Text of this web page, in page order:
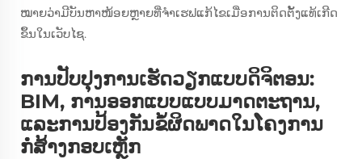
ໝາຍວ່າມີບັນຫາໜ້ອຍຫຼາຍທີ່ຈຳເຮຟແກ້ໄຂເມື່ອການຕິດຕັ້ງແທ້ເກີດ
ຂຶ້ນໃນເວັບໄຊ.
ການປັບປຸງການເຮັດວຽກແບບດິຈິຕອນ:
BIM, ການອອກແບບແບບມາດຕະຖານ,
ແລະການປ້ອງກັນຂໍ້ຜິດພາດໃນໂຄງການ
ກໍ່ສ້າງກອບເຫຼັກ